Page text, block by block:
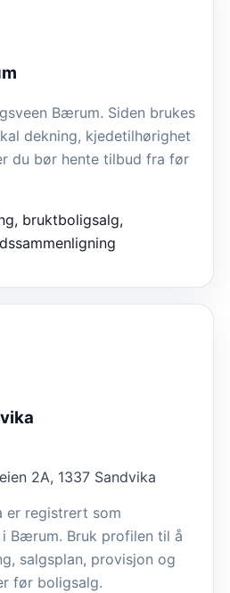
Bærum. Siden brukes
dekning, kjedetilhørighet
du bør hente tilbud fra før
bruktboligsalg,
2A, 1337 Sandvika
er registrert som
Bærum. Bruk profilen til å
salgsplan, provisjon og
før boligsalg.